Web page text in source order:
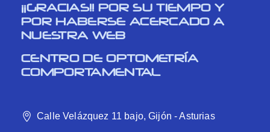
¡¡GRACIAS!! POR SU TIEMPO Y
POR HABERSE ACERCADO A
NUESTRA WEB
CENTRO DE OPTOMETRÍA
COMPORTAMENTAL
Calle Velázquez 11 bajo, Gijón - Asturias